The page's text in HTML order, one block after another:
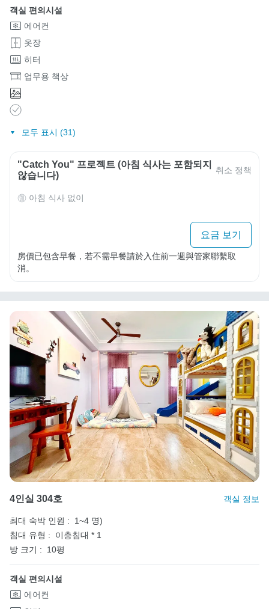
객실 편의시설
에어컨
옷장
히터
업무용 책상
모두 표시 (31)
"Catch You" 프로젝트 (아침 식사는 포함되지
않습니다)
취소 정책
아침 식사 없이
요금 보기
房價已包含早餐，若不需早餐請於入住前一週與管家聯繫取
消。
4인실 304호 객실 정보
최대 숙박 인원 :
1~4 명)
침대 유형 :
이층침대 * 1
방 크기 :
10평
객실 편의시설
에어컨